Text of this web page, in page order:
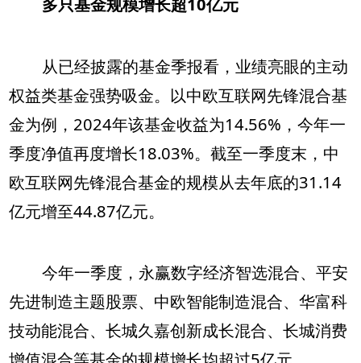
从已经披露的基金季报看，业绩亮眼的主动
权益类基金强势吸金。以中欧互联网先锋混合基
金为例，2024年该基金收益为14.56%，今年一
季度净值再度增长18.03%。截至一季度末，中
欧互联网先锋混合基金的规模从去年底的31.14
亿元增至44.87亿元。
今年一季度，永赢数字经济智选混合、平安
先进制造主题股票、中欧智能制造混合、华富科
技动能混合、长城久嘉创新成长混合、长城消费